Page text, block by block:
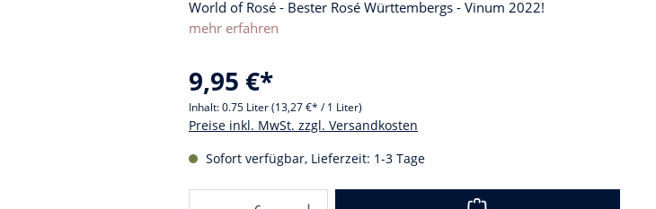
World of Rosé - Bester Rosé Württembergs - Vinum 2022!
mehr erfahren
9,95 €*
Inhalt:0.75 Liter(13,27 €* / 1 Liter)
Preise inkl. MwSt. zzgl. Versandkosten
Sofort verfügbar, Lieferzeit: 1-3 Tage